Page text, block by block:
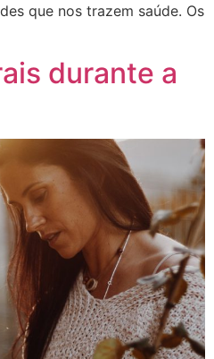
que nos trazem saúde. Os
durante a